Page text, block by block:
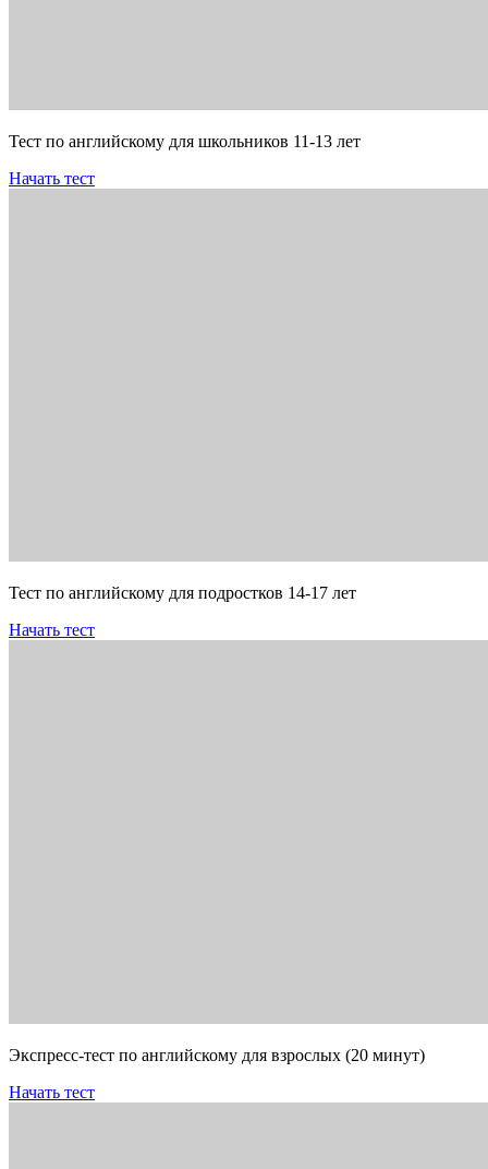
Тест по английскому для школьников 11-13 лет
Начать тест
Тест по английскому для подростков 14-17 лет
Начать тест
Экспресс-тест по английскому для взрослых (20 минут)
Начать тест